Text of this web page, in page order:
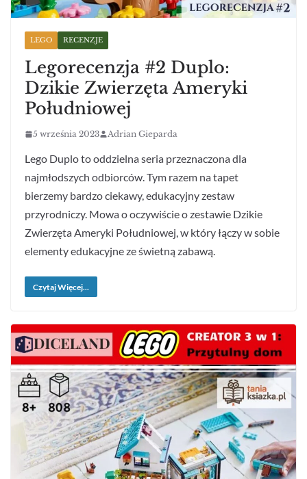
LEGO RECENZJE
Legorecenzja #2 Duplo:
Dzikie Zwierzęta Ameryki
Południowej
5 września 2023 Adrian Gieparda
Lego Duplo to oddzielna seria przeznaczona dla
najmłodszych odbiorców. Tym razem na tapet
bierzemy bardzo ciekawy, edukacyjny zestaw
przyrodniczy. Mowa o oczywiście o zestawie Dzikie
Zwierzęta Ameryki Południowej, w który łączy w sobie
elementy edukacyjne ze świetną zabawą.
Czytaj Więcej...